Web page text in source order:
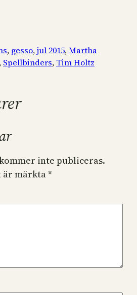
, gesso, jul 2015, Martha
, Spellbinders, Tim Holtz
inte publiceras.
är märkta*